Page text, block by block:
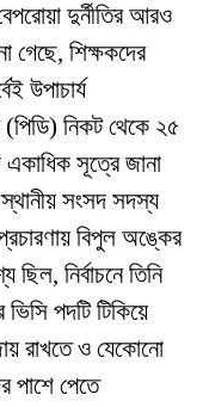
দুর্নীতির আরও
গেছে, শিক্ষকদের
উপাচার্য
(পিডি) নিকট থেকে ২৫
একাধিক সূত্রে জানা
সংসদ সদস্য
বিপুল অঙ্কের
ছিল, নির্বাচনে তিনি
পদটি টিকিয়ে
রাখতে ও যেকোনো
পাশে পেতে